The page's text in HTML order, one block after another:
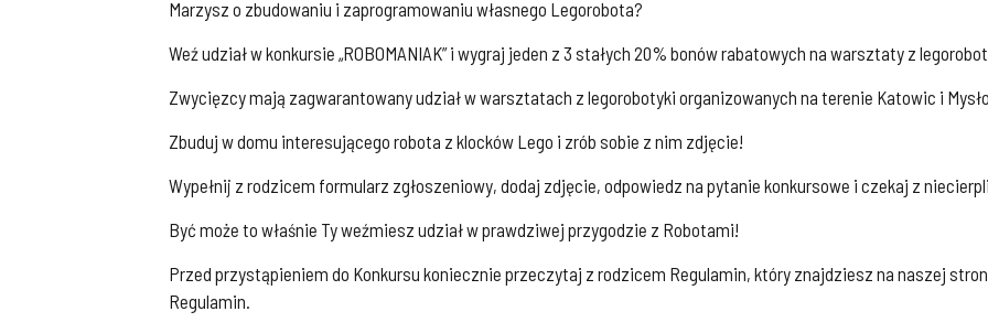
Marzysz o zbudowaniu i zaprogramowaniu własnego Legorobota?
Weź udział w konkursie „ROBOMANIAK” i wygraj jeden z 3 stałych 20% bonów rabatowych na warsztaty z
Zwycięzcy mają zagwarantowany udział w warsztatach z legorobotyki organizowanych na terenie Katowic i
Zbuduj w domu interesującego robota z klocków Lego i zrób sobie z nim zdjęcie!
Wypełnij z rodzicem formularz zgłoszeniowy, dodaj zdjęcie, odpowiedz na pytanie konkursowe i czekaj z
Być może to właśnie Ty weźmiesz udział w prawdziwej przygodzie z Robotami!
Przed przystąpieniem do Konkursu koniecznie przeczytaj z rodzicem Regulamin, który znajdziesz na naszej
Regulamin.